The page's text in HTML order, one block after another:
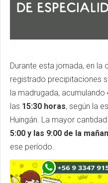
Durante esta jornada, en la
registrado precipitaciones
la madrugada, acumulando
las 15:30 horas, según la
Huingán. La mayor
5:00 y las 9:00 de la
ese período.